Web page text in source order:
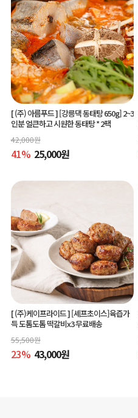
[ (주) 아름푸드 ][강릉댁 동태탕 650g] 2~3
인분 얼큰하고 시원한 동태탕 * 2팩
42,000원
41% 25,000원
[ (주)케이프라이드 ][셰프초이스]육즙가
득 도톰도톰 떡갈비x3 무료배송
55,500원
23% 43,000원